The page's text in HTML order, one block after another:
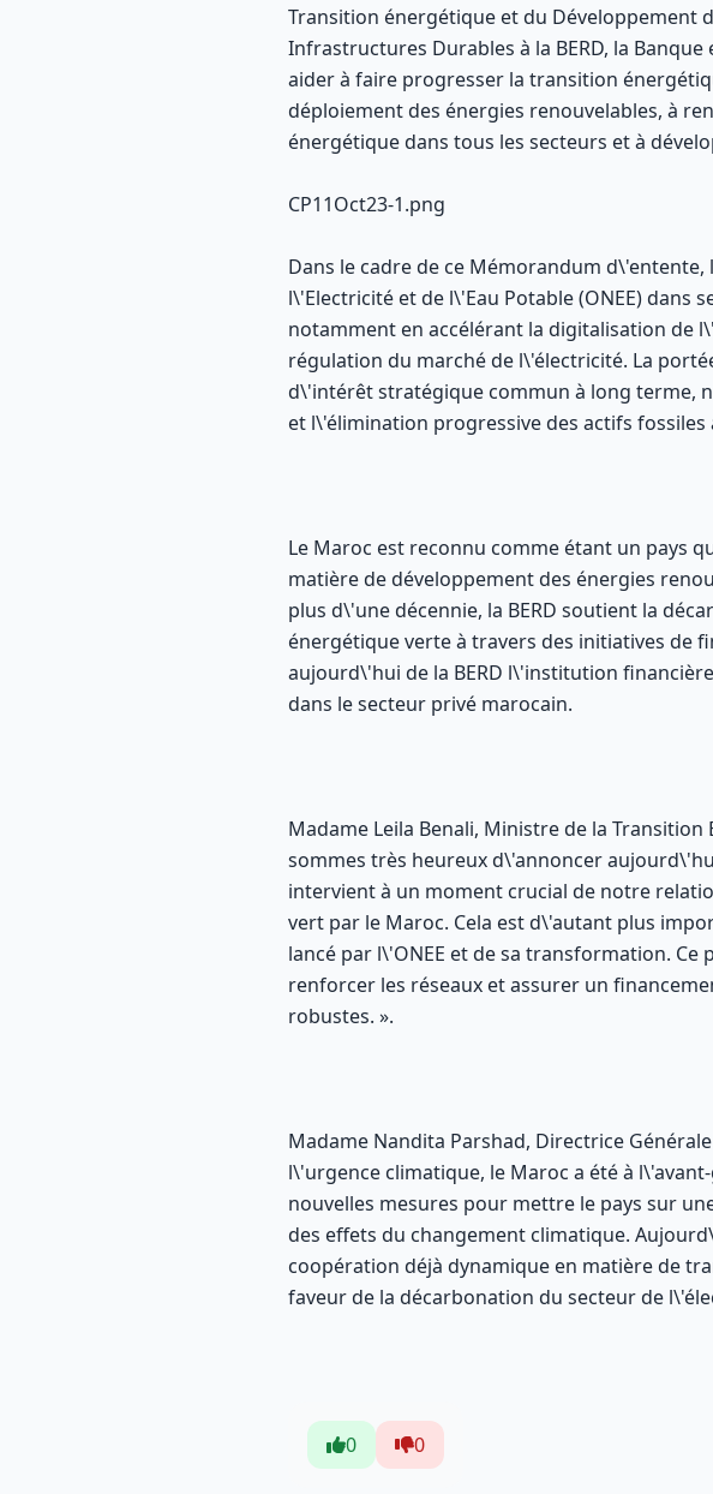
Transition énergétique et du Développement
Infrastructures Durables à la BERD, la
aider à faire progresser la transition
déploiement des énergies renouvelables, à
énergétique dans tous les secteurs et à
CP11Oct23-1.png
Dans le cadre de ce Mémorandum
l\'Electricité et de l\'Eau Potable (ONEE) dans
notamment en accélérant la digitalisation de
régulation du marché de l\'électricité. La
d\'intérêt stratégique commun à long terme,
et l\'élimination progressive des actifs
Le Maroc est reconnu comme étant un pays
matière de développement des énergies
plus d\'une décennie, la BERD soutient la
énergétique verte à travers des initiatives de
aujourd\'hui de la BERD l\'institution
dans le secteur privé marocain.
Madame Leila Benali, Ministre de la
sommes très heureux d\'annoncer
intervient à un moment crucial de notre
vert par le Maroc. Cela est d\'autant plus
lancé par l\'ONEE et de sa transformation.
renforcer les réseaux et assurer un
robustes. ».
Madame Nandita Parshad, Directrice
l\'urgence climatique, le Maroc a été à
nouvelles mesures pour mettre le pays sur
des effets du changement climatique.
coopération déjà dynamique en matière de
faveur de la décarbonation du secteur de
0 0